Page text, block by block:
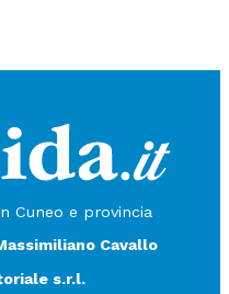
Cuneo e provincia
Cavallo
s.r.l.